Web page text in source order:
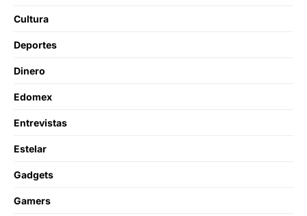
Cultura
Deportes
Dinero
Edomex
Entrevistas
Estelar
Gadgets
Gamers